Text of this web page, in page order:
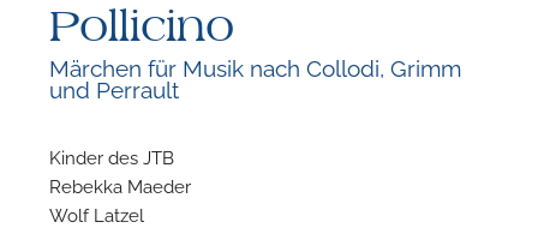
Pollicino
Märchen für Musik nach Collodi, Grimm
und Perrault
Kinder des JTB
Rebekka Maeder
Wolf Latzel